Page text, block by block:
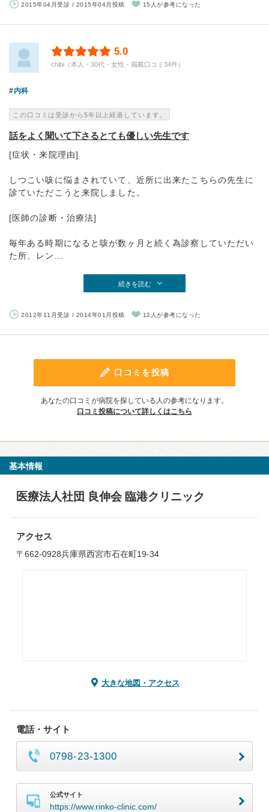
2015年04月受診 / 2015年04月投稿 15人が参考になった
5.0
chibi（本人・30代・女性・掲載口コミ34件）
内科
この口コミは受診から5年以上経過しています。
話をよく聞いて下さるとても優しい先生です
[症状・来院理由]
しつこい咳に悩まされていて、近所に出来たこちらの先生に
診ていただこうと来院しました。
[医師の診断・治療法]
毎年ある時期になると咳が数ヶ月と続く為診察していただい
た所、レン...
続きを読む
2012年11月受診 / 2014年01月投稿 12人が参考になった
口コミを投稿
あなたの口コミが病院を探している人の参考になります。
口コミ投稿について詳しくはこちら
基本情報
医療法人社団 良伸会 臨港クリニック
アクセス
〒662-0928兵庫県西宮市石在町19-34
大きな地図・アクセス
電話・サイト
0798-23-1300
公式サイト
https://www.rinko-clinic.com/